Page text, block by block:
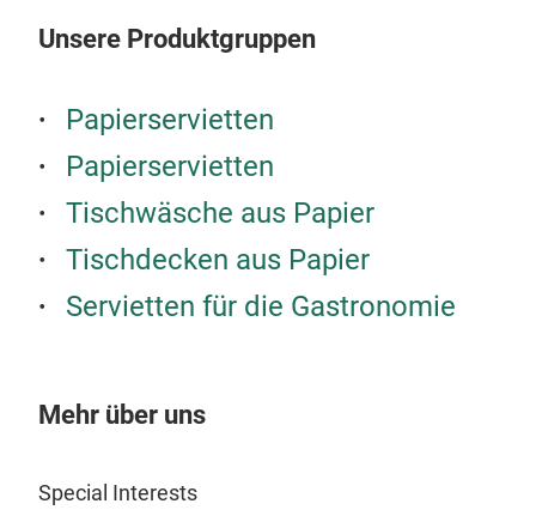
Unsere Produktgruppen
Papierservietten
Papierservietten
Tischwäsche aus Papier
Tischdecken aus Papier
Servietten für die Gastronomie
Mehr über uns
Special Interests